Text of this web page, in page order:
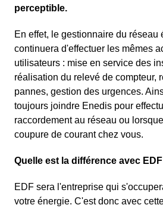
perceptible.
En effet, le gestionnaire du réseau
continuera d'effectuer les mêmes
utilisateurs : mise en service des
réalisation du relevé de compteur,
pannes, gestion des urgences.
toujours joindre Enedis pour
raccordement au réseau ou
coupure de courant chez vous.
Quelle est la différence avec
EDF sera l'entreprise qui
votre énergie. C'est donc avec